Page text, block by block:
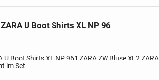
U Boot Shirts XL NP 96
U Boot Shirts XL NP 961 ZARA ZW Bluse XL 2 ZARA
im Set